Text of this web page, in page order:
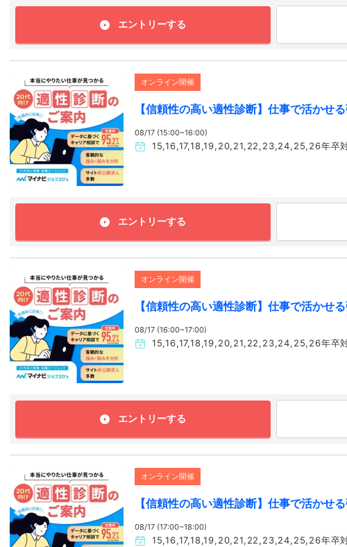
エントリーする
オンライン開催
【信頼性の高い適性診断】仕事で活かせ
08/17 (15:00~16:00)
15,16,17,18,19,20,21,22,23,24,25,26年卒
エントリーする
オンライン開催
【信頼性の高い適性診断】仕事で活かせ
08/17 (16:00~17:00)
15,16,17,18,19,20,21,22,23,24,25,26年卒
エントリーする
オンライン開催
【信頼性の高い適性診断】仕事で活かせ
08/17 (17:00~18:00)
15,16,17,18,19,20,21,22,23,24,25,26年卒